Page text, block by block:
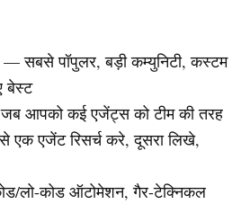
— सबसे पॉपुलर, बड़ी कम्युनिटी, कस्टम
बेस्ट
आपको कई एजेंट्स को टीम की तरह
एक एजेंट रिसर्च करे, दूसरा लिखे,
लो-कोड ऑटोमेशन, गैर-टेक्निकल